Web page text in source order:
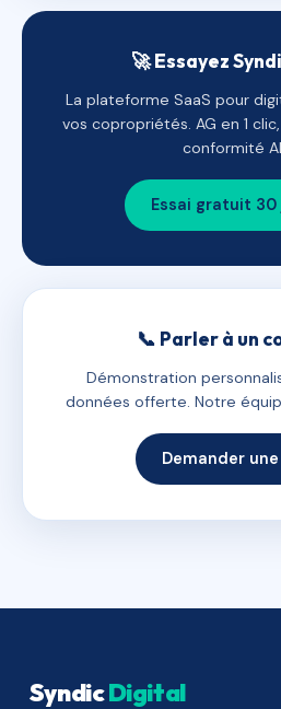
🚀 Essayez
La plateforme SaaS pour
vos copropriétés. AG en 1
conformité
Essai gratuit
📞 Parler à un
Démonstration
données offerte. Notre
Demander
SyndicDigital